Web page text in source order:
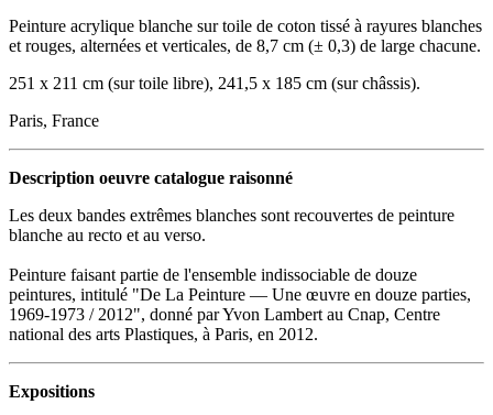
Peinture acrylique blanche sur toile de coton tissé à rayures blanches
et rouges, alternées et verticales, de 8,7 cm (± 0,3) de large chacune.
251 x 211 cm (sur toile libre), 241,5 x 185 cm (sur châssis).
Paris, France
Description oeuvre catalogue raisonné
Les deux bandes extrêmes blanches sont recouvertes de peinture
blanche au recto et au verso.
Peinture faisant partie de l'ensemble indissociable de douze
peintures, intitulé "De La Peinture — Une œuvre en douze parties,
1969-1973 / 2012", donné par Yvon Lambert au Cnap, Centre
national des arts Plastiques, à Paris, en 2012.
Expositions